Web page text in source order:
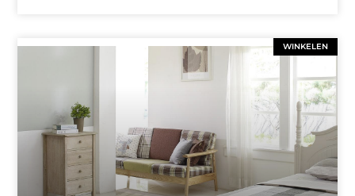
WINKELEN